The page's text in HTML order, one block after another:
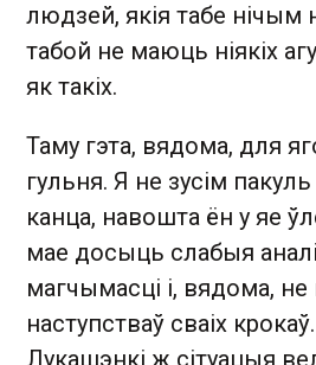
людзей, якія табе нічым
табой не маюць ніякіх
як такіх.
Таму гэта, вядома, для
гульня. Я не зусім
канца, навошта ён у яе
мае досыць слабыя
магчымасці і, вядома, не
наступстваў сваіх
Лукашэнкі ж сітуацыя